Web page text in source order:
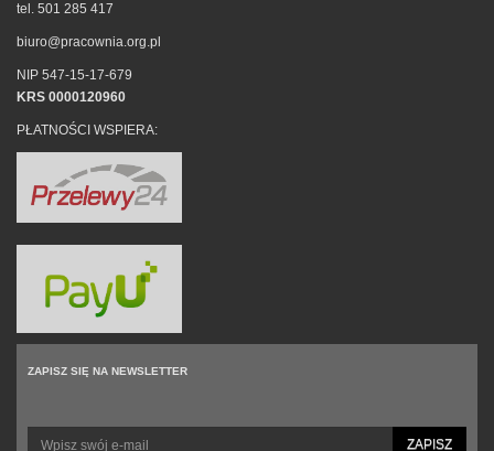
tel. 501 285 417
biuro@pracownia.org.pl
NIP 547-15-17-679
KRS 0000120960
PŁATNOŚCI WSPIERA:
ZAPISZ SIĘ NA NEWSLETTER
ZAPISZ